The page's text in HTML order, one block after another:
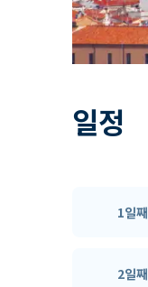
일정
1일째
2일째